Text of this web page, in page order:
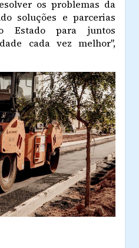
os problemas da
soluções e parcerias
Estado para juntos
cada vez melhor",